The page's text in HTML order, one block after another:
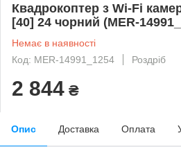
Квадрокоптер з Wi-Fi
[40] 24 чорний (MER-
Немає в наявності
Код: MER-14991_1254
Роздріб
2 844 ₴
Опис Доставка Оплата